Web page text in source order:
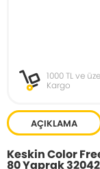
1000 TL ve
Kargo
AÇIKLAMA
Keskin Color
80 Yaprak